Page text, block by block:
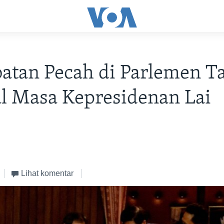
Pecah di Parlemen
Masa Kepresidenan Lai
Lihat komentar